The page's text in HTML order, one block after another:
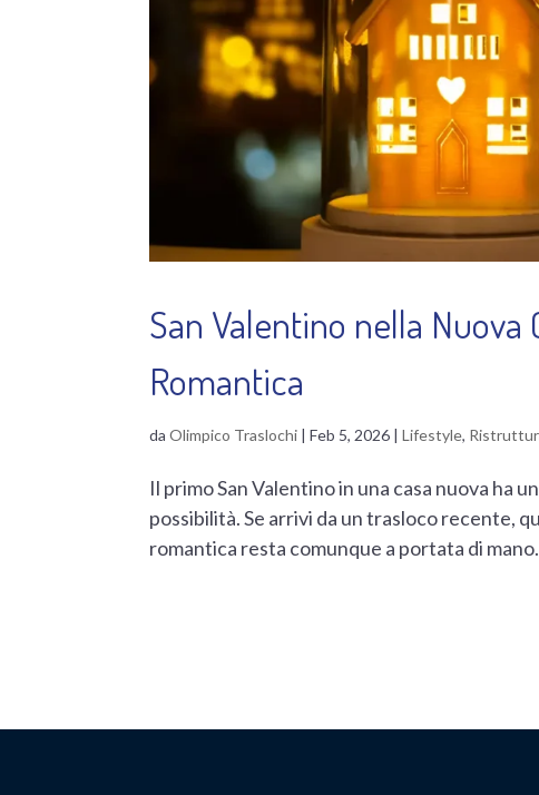
San Valentino nella Nuova
Romantica
daOlimpico Traslochi |Feb 5, 2026 |Lifestyle,
Il primo San Valentino in una casa nuova ha
possibilità. Se arrivi da un trasloco recente,
romantica resta comunque a portata di